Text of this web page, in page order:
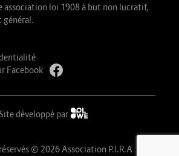
association loi 1908 à but non lucratif,
général.
Facebook
Site développé par
© 2026 Association P.I.R.A